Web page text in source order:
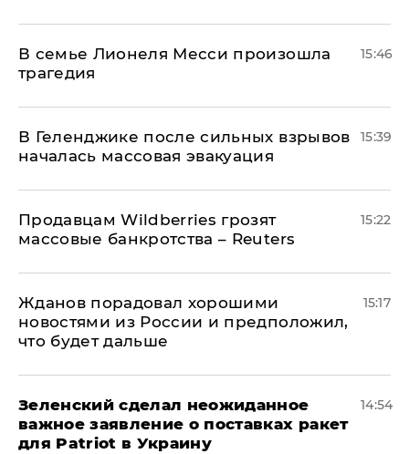
В семье Лионеля Месси произошла
трагедия
15:46
В Геленджике после сильных взрывов
началась массовая эвакуация
15:39
Продавцам Wildberries грозят
массовые банкротства – Reuters
15:22
Жданов порадовал хорошими
новостями из России и предположил,
что будет дальше
15:17
Зеленский сделал неожиданное
важное заявление о поставках ракет
для Patriot в Украину
14:54